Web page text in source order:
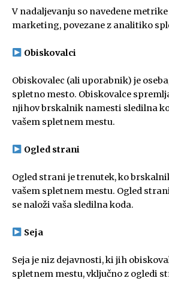
V nadaljevanju so navedene
marketing, povezane z analitiko
Obiskovalci
Obiskovalec (ali uporabnik) je
spletno mesto. Obiskovalce
njihov brskalnik namesti sledilna
vašem spletnem mestu.
Ogled strani
Ogled strani je trenutek, ko
vašem spletnem mestu. Ogled
se naloži vaša sledilna koda.
Seja
Seja je niz dejavnosti, ki jih
spletnem mestu, vključno z ogledi